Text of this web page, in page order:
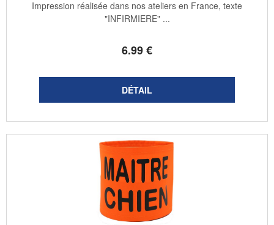
6.99€
Impression réalisée dans nos ateliers en France, texte
"INFIRMIERE" ...